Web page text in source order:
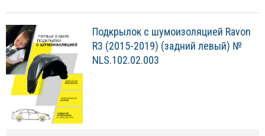
Подкрылок с шумоизоляцией Ravon
R3 (2015-2019) (задний левый) №
NLS.102.02.003